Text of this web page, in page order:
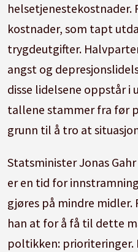
helsetjenestekostnader.
kostnader, som tapt
trygdeutgifter.
angst og
disse lidelsene oppstår i
tallene stammer fra før
grunn til å tro at
Statsminister Jonas
er en tid for
gjøres på mindre midler.
han at for å få til dette
poltikken: prioriteringer.